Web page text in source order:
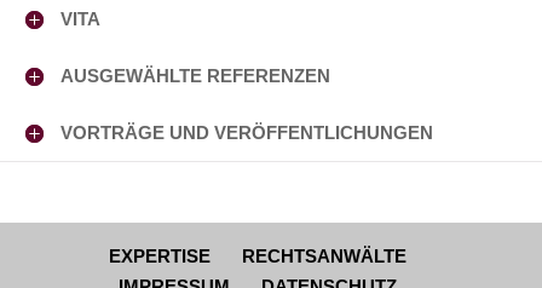
VITA
AUSGEWÄHLTE REFERENZEN
VORTRÄGE UND VERÖFFENTLICHUNGEN
EXPERTISE
RECHTSANWÄLTE